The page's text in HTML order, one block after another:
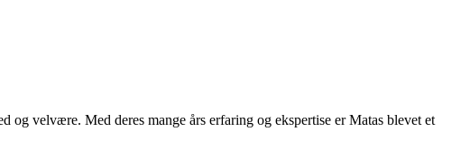
velvære. Med deres mange års erfaring og ekspertise er Matas blevet et